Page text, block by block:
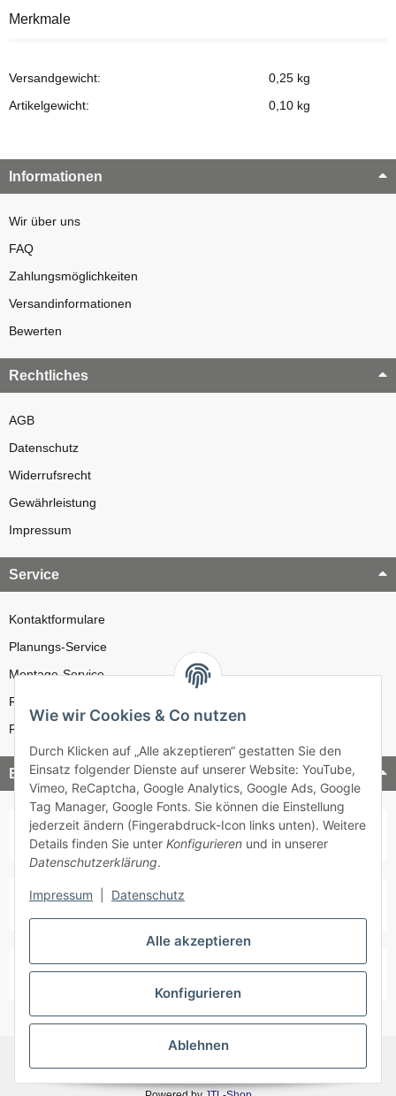
Merkmale
Versandgewicht:
0,25 kg
Artikelgewicht:
0,10 kg
Informationen
Wir über uns
FAQ
Zahlungsmöglichkeiten
Versandinformationen
Bewerten
Rechtliches
AGB
Datenschutz
Widerrufsrecht
Gewährleistung
Impressum
Service
Kontaktformulare
Planungs-Service
Montage-Service
Reparatur-Service
Retouren-Service
Bezahlung & Versand
* Alle Preise inkl. gesetzlicher USt., zzgl.Versand
Alle akzeptieren
Konfigurieren
Ablehnen
Wie wir Cookies & Co nutzen
Durch Klicken auf „Alle akzeptieren“ gestatten Sie den
Einsatz folgender Dienste auf unserer Website: YouTube,
Vimeo, ReCaptcha, Google Analytics, Google Ads, Google
Tag Manager, Google Fonts. Sie können die Einstellung
jederzeit ändern (Fingerabdruck-Icon links unten). Weitere
Details finden Sie unter Konfigurieren und in unserer
Datenschutzerklärung.
Impressum Datenschutz